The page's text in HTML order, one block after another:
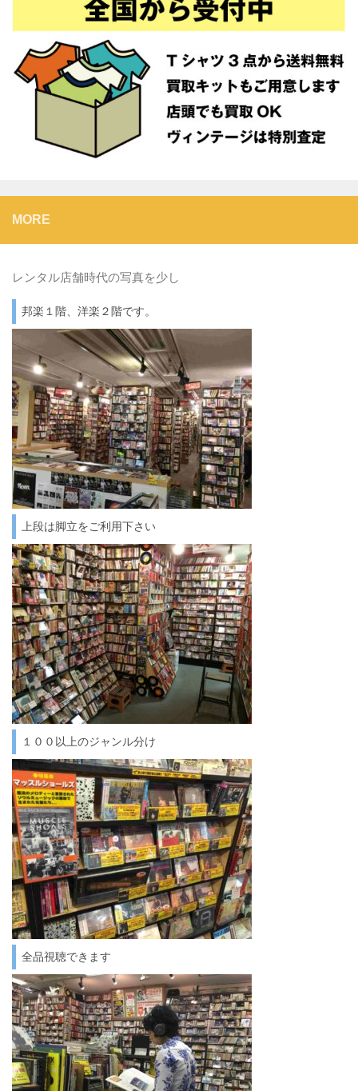
MORE
レンタル店舗時代の写真を少し
邦楽１階、洋楽２階です。
上段は脚立をご利用下さい
１００以上のジャンル分け
全品視聴できます